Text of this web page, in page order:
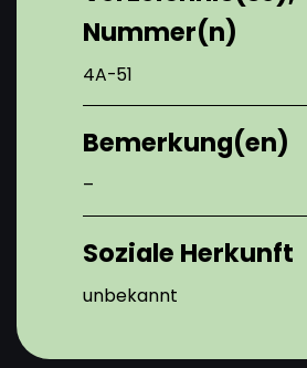
Nummer(n)
4A-51
Bemerkung(en)
–
Soziale Herkunft
unbekannt